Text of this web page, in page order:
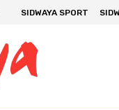
SIDWAYA SPORT